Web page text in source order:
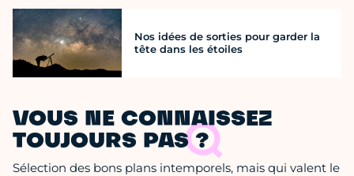
Nos idées de sorties pour garder la
tête dans les étoiles
VOUS NE CONNAISSEZ
TOUJOURS PAS ?
Sélection des bons plans intemporels, mais qui valent le